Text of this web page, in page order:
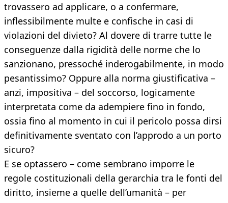
trovassero ad applicare, o a confermare,
inflessibilmente multe e confische in casi di
violazioni del divieto? Al dovere di trarre tutte le
conseguenze dalla rigidità delle norme che lo
sanzionano, pressoché inderogabilmente, in modo
pesantissimo? Oppure alla norma giustificativa –
anzi, impositiva – del soccorso, logicamente
interpretata come da adempiere fino in fondo,
ossia fino al momento in cui il pericolo possa dirsi
definitivamente sventato con l’approdo a un porto
sicuro?
E se optassero – come sembrano imporre le
regole costituzionali della gerarchia tra le fonti del
diritto, insieme a quelle dell’umanità – per